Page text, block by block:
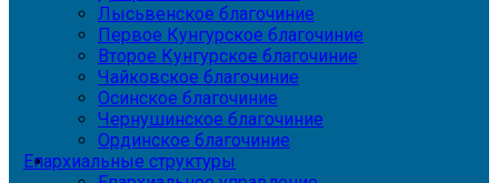
Лысьвенское благочиние
Первое Кунгурское благочиние
Второе Кунгурское благочиние
Чайковское благочиние
Осинское благочиние
Чернушинское благочиние
Ординское благочиние
Епархиальные структуры